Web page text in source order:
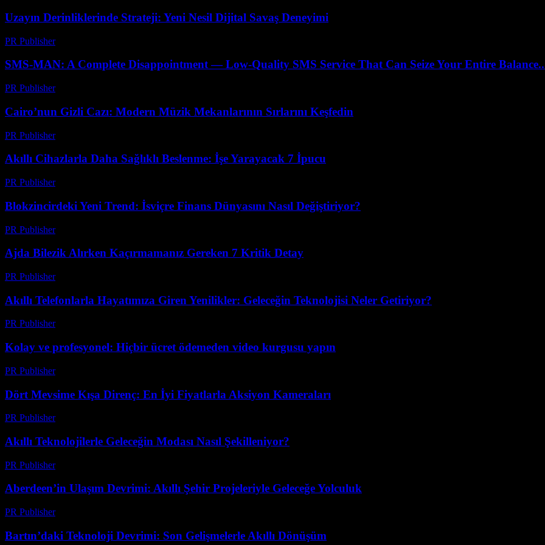
Uzayın Derinliklerinde Strateji: Yeni Nesil Dijital Savaş Deneyimi
PR Publisher-
SMS-MAN: A Complete Disappointment — Low-Quality SMS Service That Can Seize Your Entire
PR Publisher-
Cairo’nun Gizli Cazı: Modern Müzik Mekanlarının Sırlarını Keşfedin
PR Publisher-
Akıllı Cihazlarla Daha Sağlıklı Beslenme: İşe Yarayacak 7 İpucu
PR Publisher-
Blokzincirdeki Yeni Trend: İsviçre Finans Dünyasını Nasıl Değiştiriyor?
PR Publisher-
Ajda Bilezik Alırken Kaçırmamanız Gereken 7 Kritik Detay
PR Publisher-
Akıllı Telefonlarla Hayatımıza Giren Yenilikler: Geleceğin Teknolojisi Neler Getiriyor?
PR Publisher-
Kolay ve profesyonel: Hiçbir ücret ödemeden video kurgusu yapın
PR Publisher-
Dört Mevsime Kışa Direnç: En İyi Fiyatlarla Aksiyon Kameraları
PR Publisher-
Akıllı Teknolojilerle Geleceğin Modası Nasıl Şekilleniyor?
PR Publisher-
Aberdeen’in Ulaşım Devrimi: Akıllı Şehir Projeleriyle Geleceğe Yolculuk
PR Publisher-
Bartın’daki Teknoloji Devrimi: Son Gelişmelerle Akıllı Dönüşüm